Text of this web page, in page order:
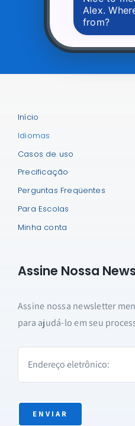
Início
Idiomas
Casos de uso
Precificação
Perguntas Freqüentes
Para Escolas
Minha conta
Assine Nossa
Assine nossa newsletter
para ajudá-lo em seu
ENVIAR